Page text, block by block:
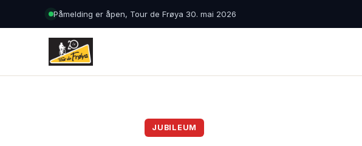
Påmelding er åpen, Tour de Frøya 30. mai 2026
JUBILEUM